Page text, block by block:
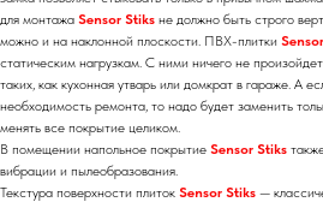
для монтажа Sensor Stiks не должно быть строго
можно и на наклонной плоскости. ПВХ-плитки Sensor
статическим нагрузкам. С ними ничего не
таких, как кухонная утварь или домкрат в гараже. А
необходимость ремонта, то надо будет заменить
менять все покрытие целиком.
В помещении напольное покрытие Sensor Stiks
вибрации и пылеобразования.
Текстура поверхности плиток Sensor Stiks —